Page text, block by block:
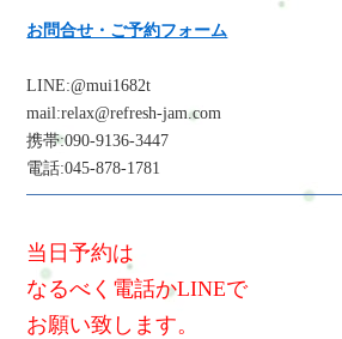
お問合せ・ご予約フォーム
LINE:@mui1682t
mail:relax@refresh-jam.com
携帯:090-9136-3447
電話:045-878-1781
当日予約は
なるべく電話かLINEで
お願い致します。